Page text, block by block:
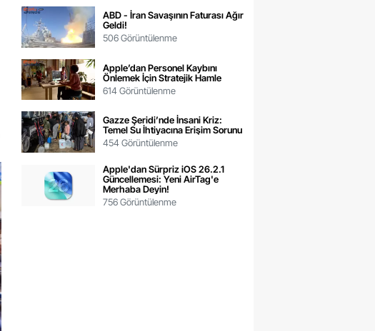
ABD - İran Savaşının Faturası Ağır
Geldi!
506 Görüntülenme
Apple’dan Personel Kaybını
Önlemek İçin Stratejik Hamle
614 Görüntülenme
Gazze Şeridi’nde İnsani Kriz:
Temel Su İhtiyacına Erişim Sorunu
454 Görüntülenme
Apple'dan Sürpriz iOS 26.2.1
Güncellemesi: Yeni AirTag'e
Merhaba Deyin!
756 Görüntülenme